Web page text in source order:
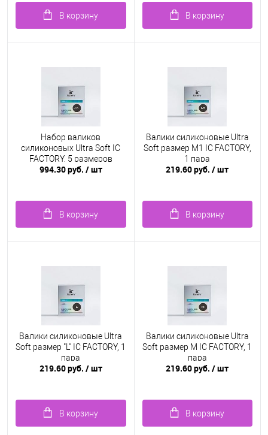
В корзину В корзину
Набор валиков
силиконовых Ultra Soft IC
FACTORY, 5 размеров
994.30 руб. / шт
В корзину
Валики силиконовые Ultra
Soft размер M1 IC FACTORY,
1 пара
219.60 руб./ шт
В корзину
Валики силиконовые Ultra
Soft размер "L" IC FACTORY, 1
пара
219.60 руб. / шт
В корзину
Валики силиконовые Ultra
Soft размер M IC FACTORY, 1
пара
219.60 руб./ шт
В корзину